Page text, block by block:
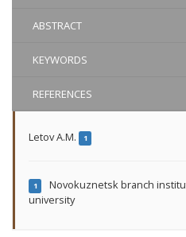
ABSTRACT
KEYWORDS
REFERENCES
Letov A.M. 1
1
Novokuznetsk branch
university